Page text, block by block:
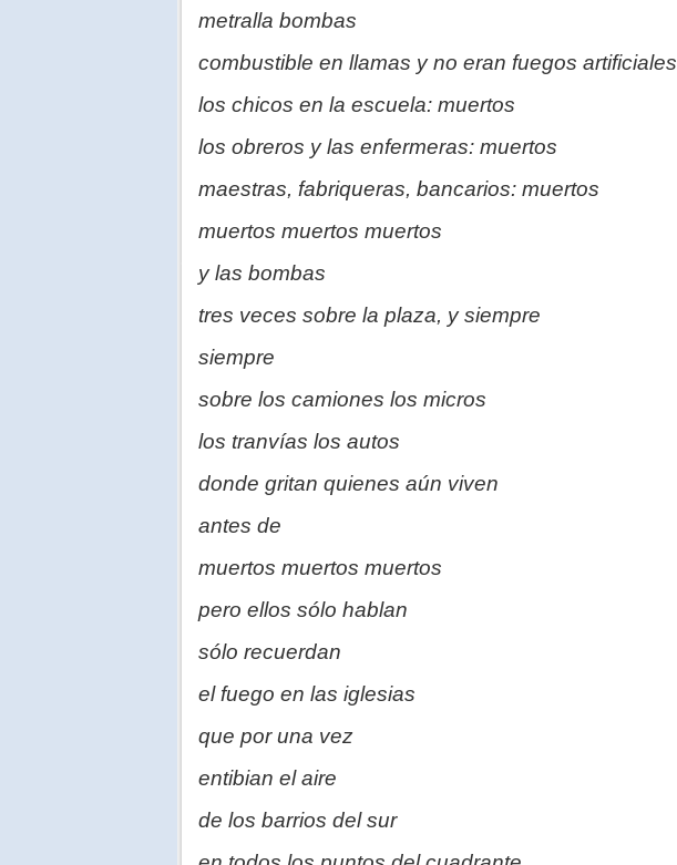
metralla bombas
combustible en llamas y no eran fuegos artificiales
los chicos en la escuela: muertos
los obreros y las enfermeras: muertos
maestras, fabriqueras, bancarios: muertos
muertos muertos muertos
y las bombas
tres veces sobre la plaza, y siempre
siempre
sobre los camiones los micros
los tranvías los autos
donde gritan quienes aún viven
antes de
muertos muertos muertos
pero ellos sólo hablan
sólo recuerdan
el fuego en las iglesias
que por una vez
entibian el aire
de los barrios del sur